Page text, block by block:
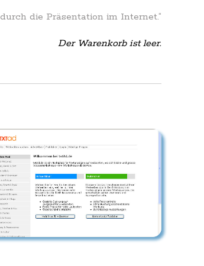
die Präsentation im Internet.”
Der Warenkorb ist leer.